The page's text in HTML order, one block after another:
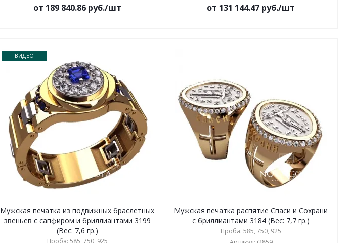
от 189 840.86 руб./шт от 131 144.47 руб./шт
ВИДЕО
Мужская печатка из подвижных браслетных
звеньев с сапфиром и бриллиантами 3199
(Вес: 7,6 гр.)
Проба: 585, 750, 925
Мужская печатка распятие Спаси и Сохрани
с бриллиантами 3184 (Вес: 7,7 гр.)
Проба: 585, 750, 925